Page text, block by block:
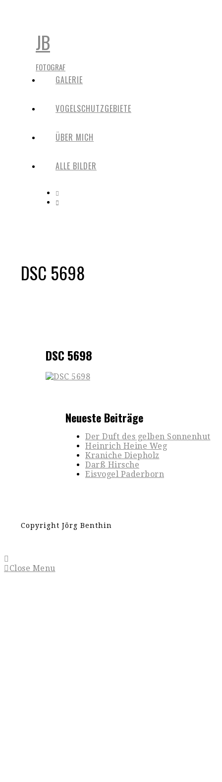
JB
FOTOGRAF
GALERIE
VOGELSCHUTZGEBIETE
ÜBER MICH
ALLE BILDER
DSC 5698
DSC 5698
Neueste Beiträge
Der Duft des gelben Sonnenhut
Heinrich Heine Weg
Kraniche Diepholz
Darß Hirsche
Eisvogel Paderborn
Copyright Jörg Benthin
Close Menu